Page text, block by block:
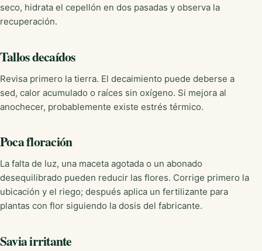
seco, hidrata el cepellón en dos pasadas y observa la
recuperación.
Tallos decaídos
Revisa primero la tierra. El decaimiento puede deberse a
sed, calor acumulado o raíces sin oxígeno. Si mejora al
anochecer, probablemente existe estrés térmico.
Poca floración
La falta de luz, una maceta agotada o un abonado
desequilibrado pueden reducir las flores. Corrige primero la
ubicación y el riego; después aplica un fertilizante para
plantas con flor siguiendo la dosis del fabricante.
Savia irritante